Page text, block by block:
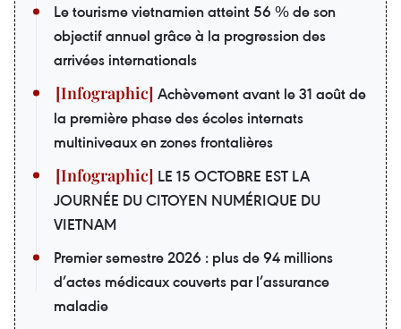
Le tourisme vietnamien atteint 56 % de son
objectif annuel grâce à la progression des
arrivées internationals
Achèvement avant le 31 août de
la première phase des écoles internats
multiniveaux en zones frontalières
LE 15 OCTOBRE EST LA
JOURNÉE DU CITOYEN NUMÉRIQUE DU
VIETNAM
Premier semestre 2026 : plus de 94 millions
d’actes médicaux couverts par l’assurance
maladie